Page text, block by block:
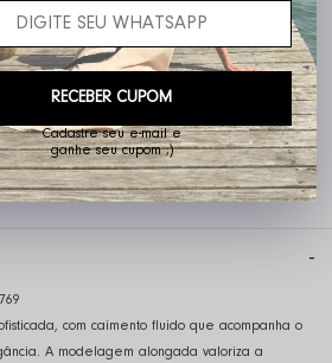
5% OFF pagando no PIX
com caimento fluido que acompanha o
A modelagem alongada valoriza a
Cadastre seu e-mail e
ganhe seu cupom ;)
RECEBER CUPOM